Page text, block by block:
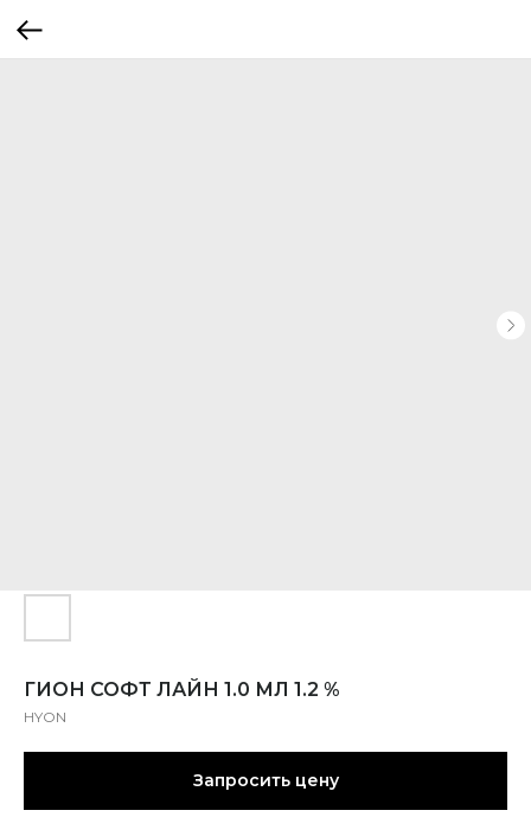
ГИОН СОФТ ЛАЙН 1.0 МЛ 1.2 %
HYON
Запросить цену